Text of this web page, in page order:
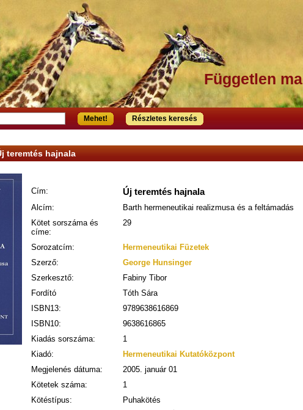
Független
Mehet! Részletes keresés
teremtés hajnala
Cím: Új teremtés hajnala
Alcím:
Barth hermeneutikai realizmusa és a feltámadás
Kötet sorszáma és
címe:
29
Sorozatcím:
Hermeneutikai Füzetek
Szerző:
George Hunsinger
Szerkesztő:
Fabiny Tibor
Fordító
Tóth Sára
ISBN13:
9789638616869
ISBN10:
9638616865
Kiadás sorszáma:
1
Kiadó:
Hermeneutikai Kutatóközpont
Megjelenés dátuma:
2005. január 01
Kötetek száma:
1
Kötéstípus:
Puhakötés